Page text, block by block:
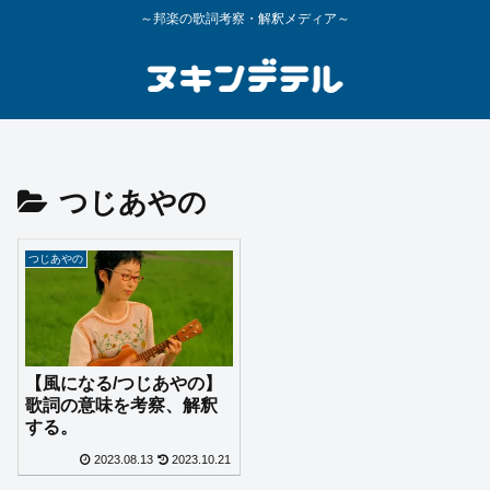
～邦楽の歌詞考察・解釈メディア～
つじあやの
つじあやの
【風になる/つじあやの】
歌詞の意味を考察、解釈
する。
2023.08.13 2023.10.21